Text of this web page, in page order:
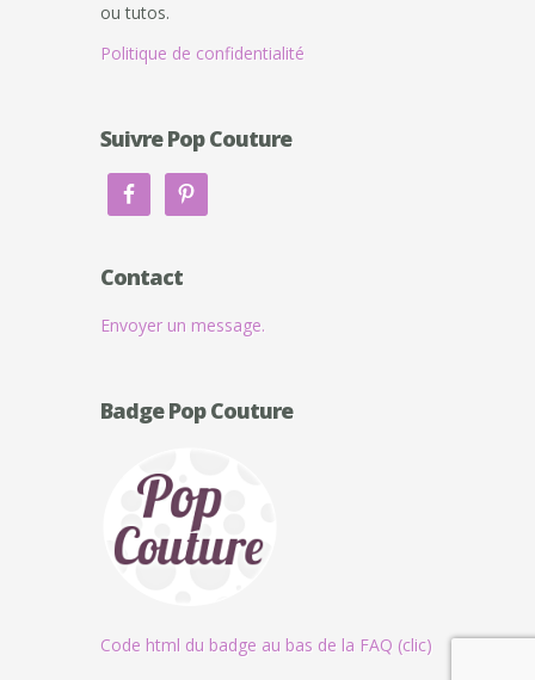
ou tutos.
Politique de confidentialité
Suivre Pop Couture
Contact
Envoyer un message.
Badge Pop Couture
Code html du badge au bas de la FAQ (clic)